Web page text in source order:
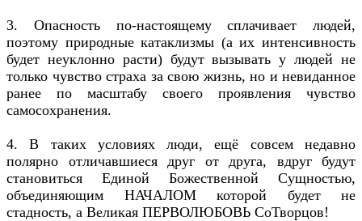
3. Опасность по-настоящему сплачивает людей,
поэтому природные катаклизмы (а их интенсивность
будет неуклонно расти) будут вызывать у людей не
только чувство страха за свою жизнь, но и невиданное
ранее по масштабу своего проявления чувство
самосохранения.
4. В таких условиях люди, ещё совсем недавно
полярно отличавшиеся друг от друга, вдруг будут
становиться Единой Божественной Сущностью,
объединяющим НАЧАЛОМ которой будет не
стадность, а Великая ПЕРВОЛЮБОВЬ СоТворцов!